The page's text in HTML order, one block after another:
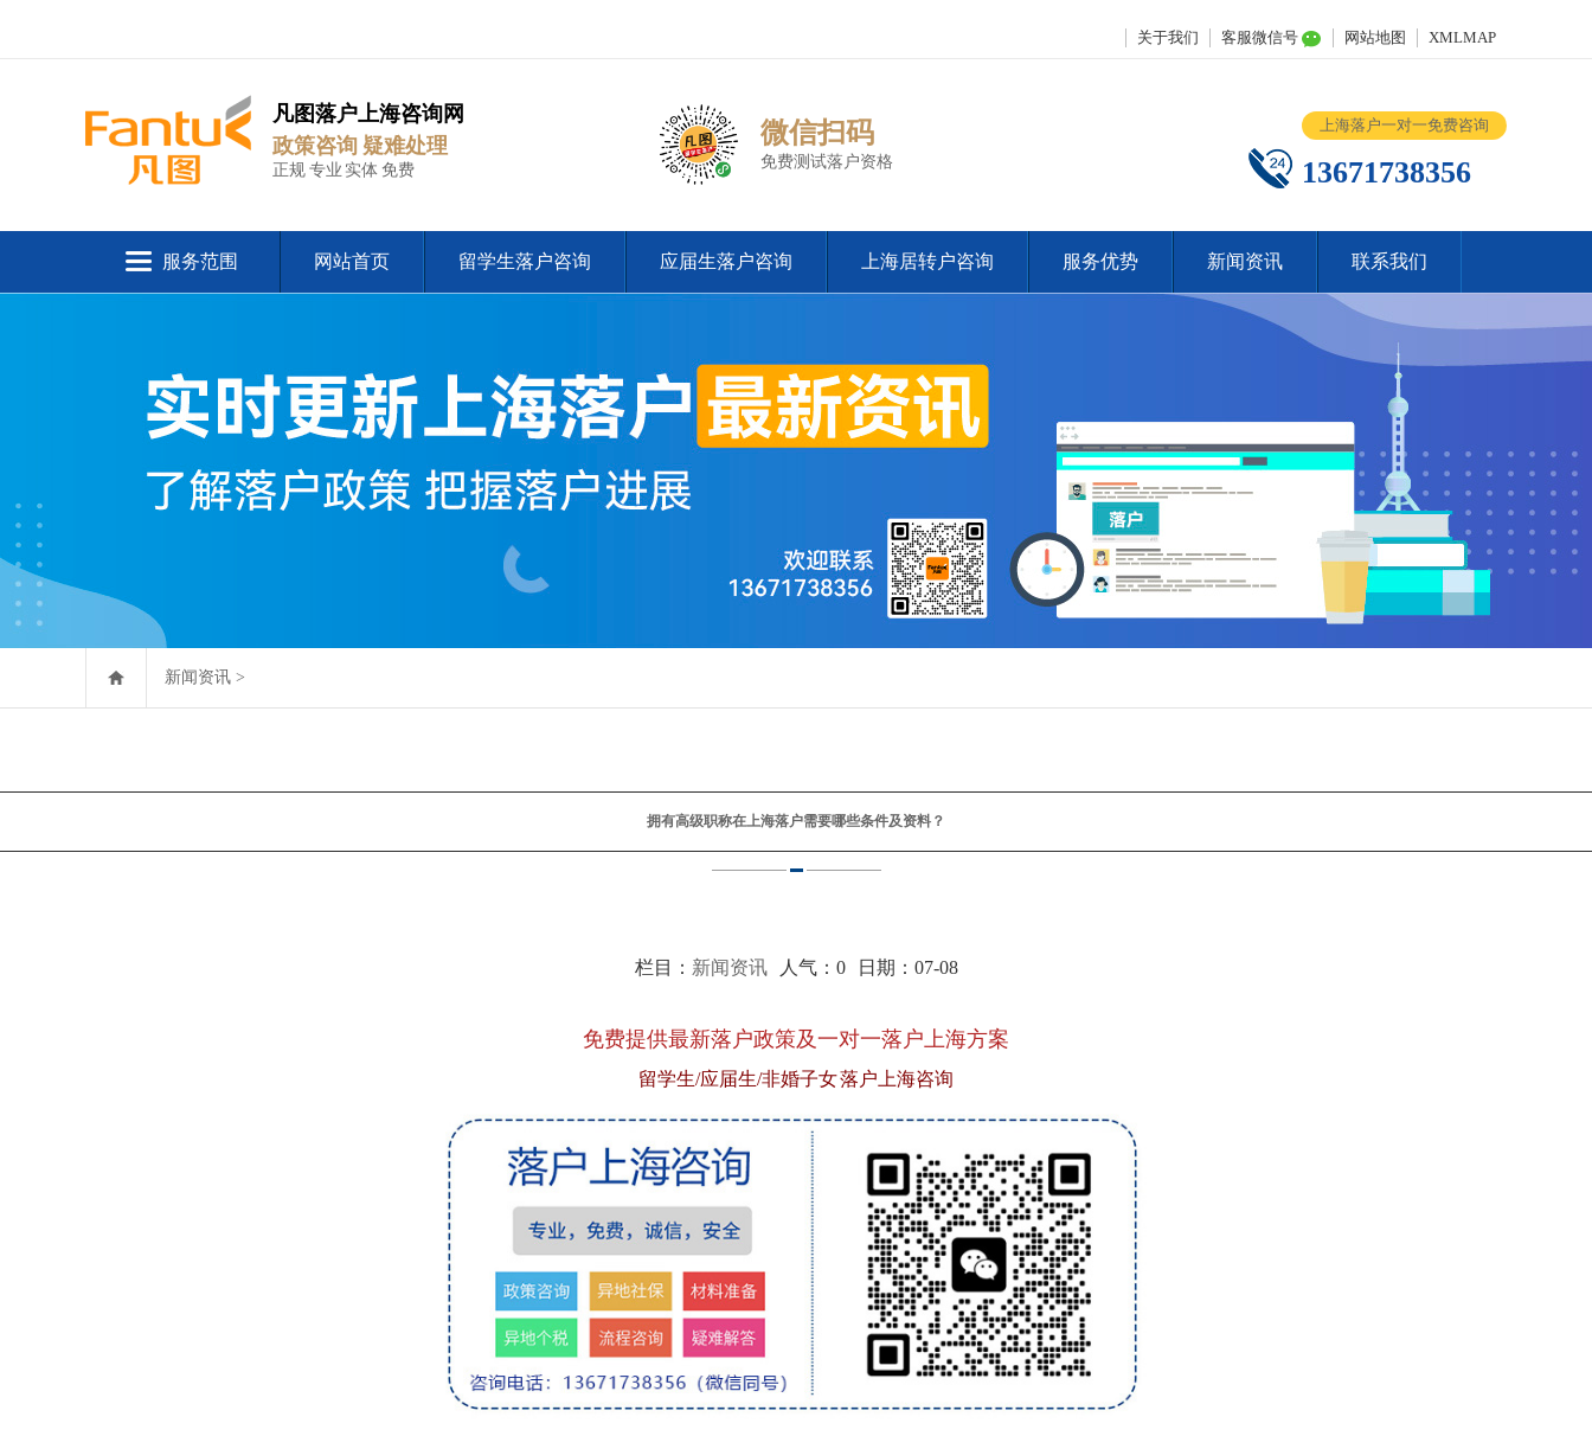
关于我们 客服微信号 网站地图 XMLMAP
凡图落户上海咨询网
政策咨询 疑难处理
正规 专业 实体 免费
微信扫码
免费测试落户资格
上海落户一对一免费咨询
13671738356
服务范围 网站首页 留学生落户咨询 应届生落户咨询 上海居转户咨询 服务优势 新闻资讯 联系我们
新闻资讯 >
拥有高级职称在上海落户需要哪些条件及资料？
栏目： 新闻资讯人气： 0日期：07-08
免费提供最新落户政策及一对一落户上海方案
留学生/应届生/非婚子女 落户上海咨询